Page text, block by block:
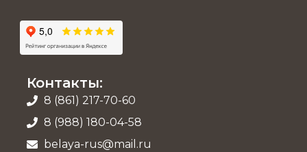
Контакты:
8 (861) 217-70-60
8 (988) 180-04-58
belaya-rus@mail.ru